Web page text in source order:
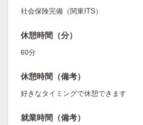
社会保険完備（関東ITS）
休憩時間（分）
60分
休憩時間（備考）
好きなタイミングで休憩できます
就業時間（備考）